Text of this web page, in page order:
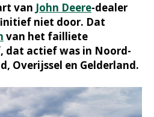
van John Deere-dealer
niet door. Dat
van het failliete
dat actief was in Noord-
Overijssel en Gelderland.